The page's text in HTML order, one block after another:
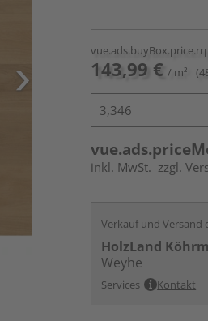
143,99 € / m²
inkl. MwSt. zzgl.
Verkauf und Versand
HolzLand
Weyhe
Services Kontakt